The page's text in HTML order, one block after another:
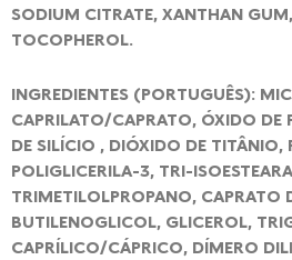
SODIUM CITRATE, XANTHAN
TOCOPHEROL.
INGREDIENTES (PORTUGUÊS):
CAPRILATO/CAPRATO, ÓXIDO DE
DE SILÍCIO , DIÓXIDO DE TITÂNIO,
POLIGLICERILA-3, TRI-
TRIMETILOLPROPANO, CAPRATO
BUTILENOGLICOL, GLICEROL,
CAPRÍLICO/CÁPRICO, DÍMERO